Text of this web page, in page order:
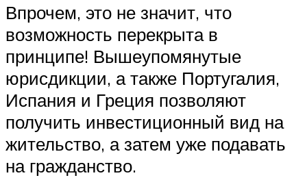
Впрочем, это не значит, что
возможность перекрыта в
принципе! Вышеупомянутые
юрисдикции, а также Португалия,
Испания и Греция позволяют
получить инвестиционный вид на
жительство, а затем уже подавать
на гражданство.